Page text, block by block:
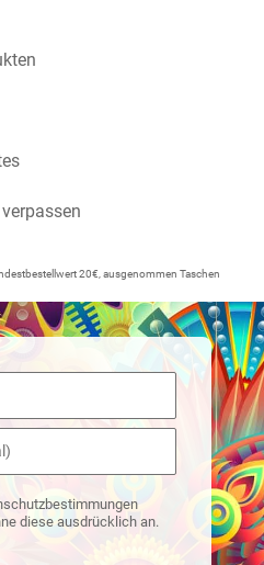
diese ausdrücklich an.
20€, ausgenommen Taschen